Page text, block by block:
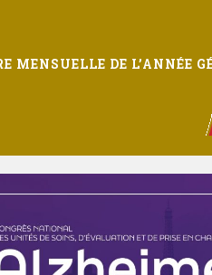
MENSUELLE DE L’ANNÉE